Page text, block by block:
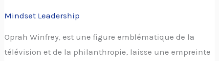
Mindset Leadership
Oprah Winfrey, est une figure emblématique de la
télévision et de la philanthropie, laisse une empreinte